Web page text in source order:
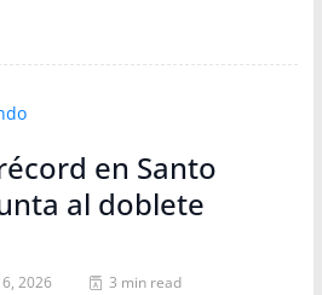
en Santo
al doblete
2026 3 min read